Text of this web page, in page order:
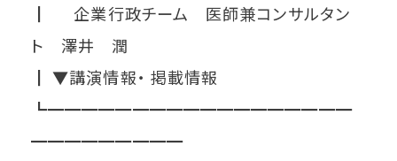
┃ 企業行政チーム 医師兼コンサルタン
ト 澤井 潤
┃ ▼講演情報・ 掲載情報
┗━━━━━━━━━━━━━━━━━━
━━━━━━━━━